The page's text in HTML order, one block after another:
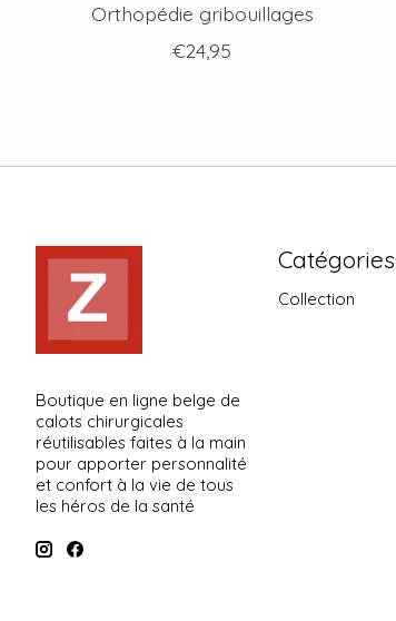
Orthopédie gribouillages
€24,95
Boutique en ligne belge de
calots chirurgicales
réutilisables faites à la main
pour apporter personnalité
et confort à la vie de tous
les héros de la santé
Catégories
Collection